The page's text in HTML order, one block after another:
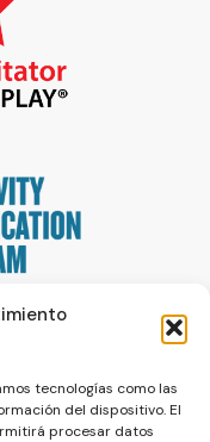
tecnologías como las
del dispositivo. El
procesar datos